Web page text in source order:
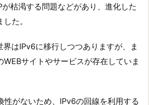
枯渇する問題などがあり、進化した
た。
界はIPv6に移行しつつありますが、ま
サイトやサービスが存在していま
性がないため、IPv6の回線を利用する